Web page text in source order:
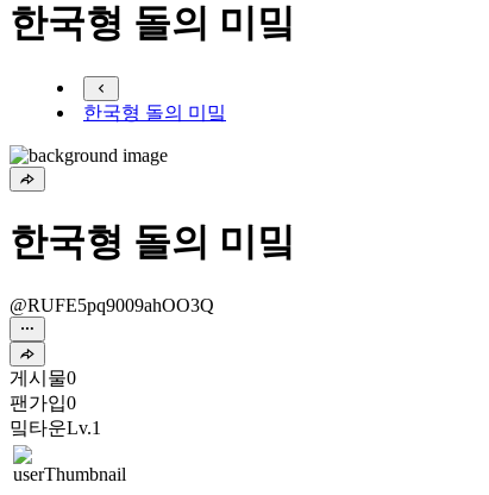
한국형 돌의 미밐
한국형 돌의 미밐
한국형 돌의 미밐
@RUFE5pq9009ahOO3Q
게시물0
팬가입0
밐타운Lv.1